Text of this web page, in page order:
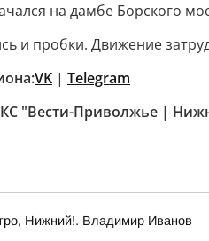
на дамбе Борского
и пробки. Движение
VK | Telegram
"Вести-Приволжье |
Нижний!. Владимир Иванов